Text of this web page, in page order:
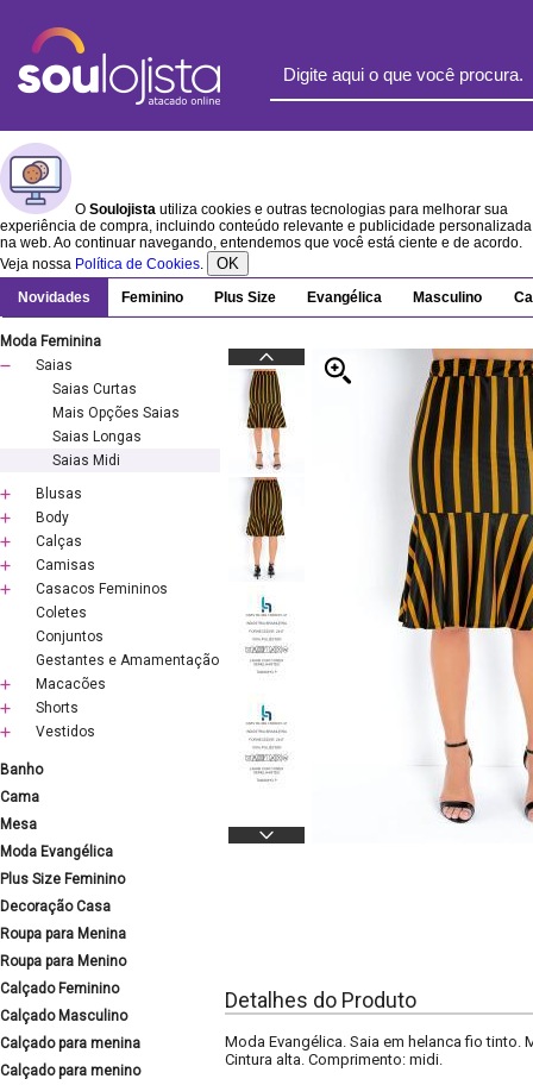
O Soulojista utiliza cookies e outras tecnologias para melhorar sua
experiência de compra, incluindo conteúdo relevante e publicidade personalizada
na web. Ao continuar navegando, entendemos que você está ciente e de acordo.
Veja nossa Política de Cookies. OK
Novidades Feminino Plus Size Evangélica Masculino
Moda Feminina
Saias
Saias Curtas
Mais Opções Saias
Saias Longas
Saias Midi
Blusas
Body
Calças
Camisas
Casacos Femininos
Coletes
Conjuntos
Gestantes e Amamentação
Macacões
Shorts
Vestidos
Banho
Cama
Mesa
Moda Evangélica
Plus Size Feminino
Decoração Casa
Roupa para Menina
Roupa para Menino
Calçado Feminino
Calçado Masculino
Calçado para menina
Calçado para menino
Detalhes do Produto
Moda Evangélica. Saia em helanca fio
Cintura alta. Comprimento: midi.